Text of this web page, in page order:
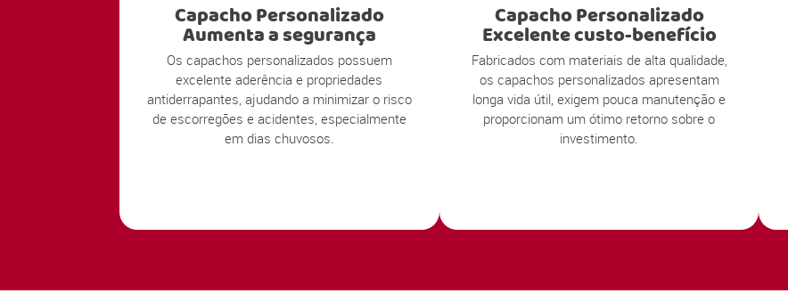
Capacho Personalizado
Aumenta a segurança
Os capachos personalizados possuem
excelente aderência e propriedades
antiderrapantes, ajudando a minimizar o risco
de escorregões e acidentes, especialmente
em dias chuvosos.
Capacho Personalizado
Excelente custo-benefício
Fabricados com materiais de alta qualidade,
os capachos personalizados apresentam
longa vida útil, exigem pouca manutenção e
proporcionam um ótimo retorno sobre o
investimento.